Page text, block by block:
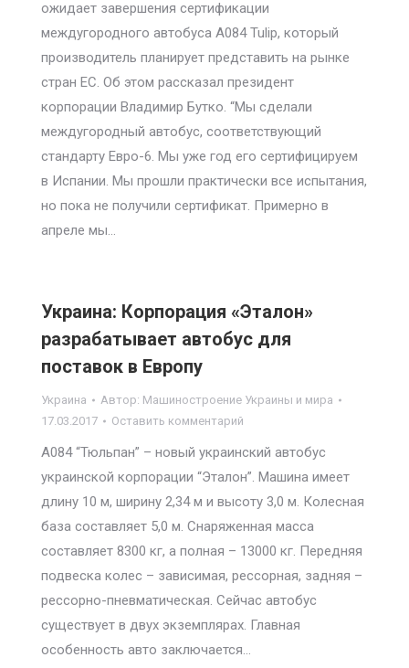
ожидает завершения сертификации
междугородного автобуса А084 Tulip, который
производитель планирует представить на рынке
стран ЕС. Об этом рассказал президент
корпорации Владимир Бутко. “Мы сделали
междугородный автобус, соответствующий
стандарту Евро-6. Мы уже год его сертифицируем
в Испании. Мы прошли практически все испытания,
но пока не получили сертификат. Примерно в
апреле мы…
Украина: Корпорация «Эталон»
разрабатывает автобус для
поставок в Европу
Украина Автор: Машиностроение Украины и мира
17.03.2017
Оставить комментарий
А084 “Тюльпан” – новый украинский автобус
украинской корпорации “Эталон”. Машина имеет
длину 10 м, ширину 2,34 м и высоту 3,0 м. Колесная
база составляет 5,0 м. Снаряженная масса
составляет 8300 кг, а полная – 13000 кг. Передняя
подвеска колес – зависимая, рессорная, задняя –
рессорно-пневматическая. Сейчас автобус
существует в двух экземплярах. Главная
особенность авто заключается…